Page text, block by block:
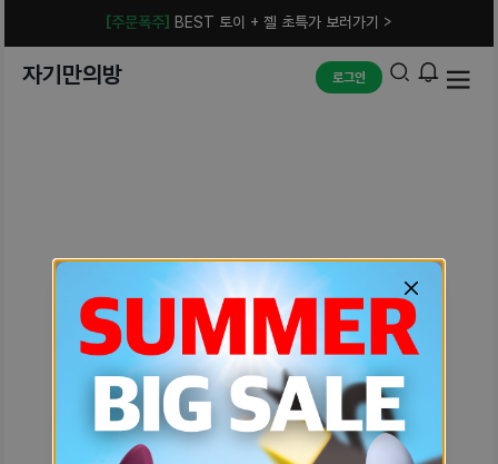
[주문폭주] BEST 토이 + 젤 초특가 보러가기 >
자기만의방 로그인
예상치 못한 에러입니다.